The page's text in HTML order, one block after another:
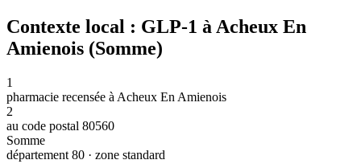
Contexte local : GLP-1 à Acheux En
Amienois (Somme)
1
pharmacie recensée à Acheux En Amienois
2
au code postal 80560
Somme
département 80 · zone standard